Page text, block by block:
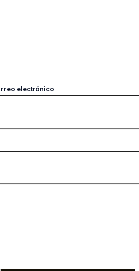
electrónico